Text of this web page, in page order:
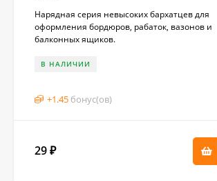
Нарядная серия невысоких бархатцев для
оформления бордюров, рабаток, вазонов и
балконных ящиков.
В НАЛИЧИИ
+1.45 бонус(ов)
29 ₽